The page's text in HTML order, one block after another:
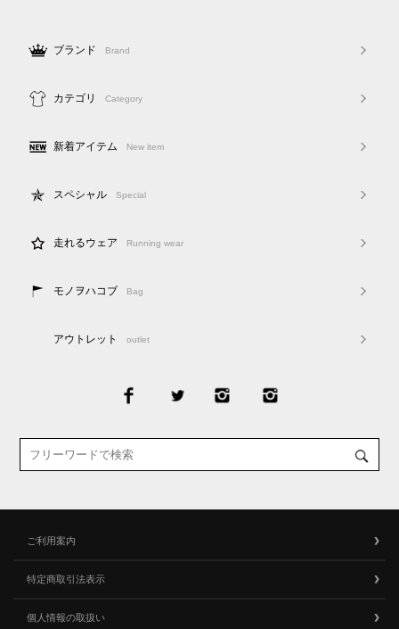
ブランド Brand
カテゴリ Category
新着アイテム New item
スペシャル Special
走れるウェア Running wear
モノヲハコブ Bag
アウトレット outlet
ご利用案内
特定商取引法表示
個人情報の取扱い